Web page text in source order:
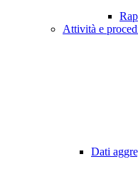
Attività e
Dati